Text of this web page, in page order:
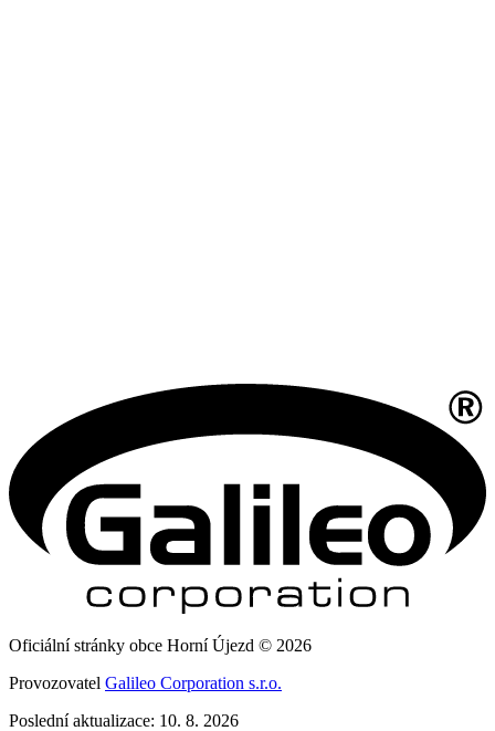
Oficiální stránky obce Horní Újezd © 2026
Provozovatel Galileo Corporation s.r.o.
Poslední aktualizace: 10. 8. 2026